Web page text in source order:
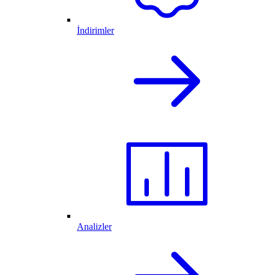
İndirimler
Analizler